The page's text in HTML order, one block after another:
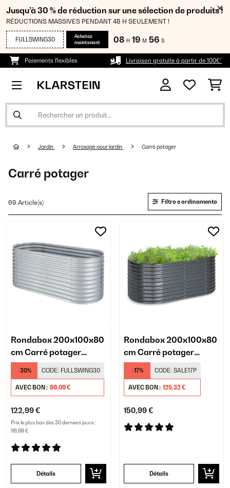
Jusqu’à 30 % de réduction sur une sélection de produits !
RÉDUCTIONS MASSIVES PENDANT 48 H SEULEMENT !
FULLSWING30
Achetez
maintenant
08 H 19 M 56 S
Paiements flexibles Livraison gratuite à partir de 100€*
Jardin Arrosage pour jardin Carré potager
Carré potager
69 Article(s) Filtro e ordinamento
Rondabox 200x100x80
cm Carré potager
Argent
-30% CODE: FULLSWING30
AVEC BON : 86,09 €
122,99 €
Prix le plus bas des 30 derniers jours :
116,99 €
Détails
Rondabox 200x100x80
cm Carré potager
Anthracite
-17% CODE: SALE17P
AVEC BON : 125,32 €
150,99 €
Détails